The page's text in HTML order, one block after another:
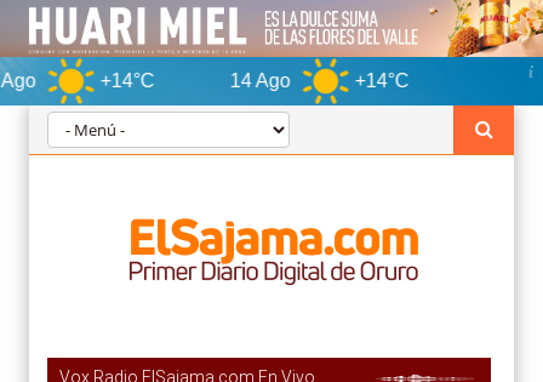
+14°C 14 Ago +14°C